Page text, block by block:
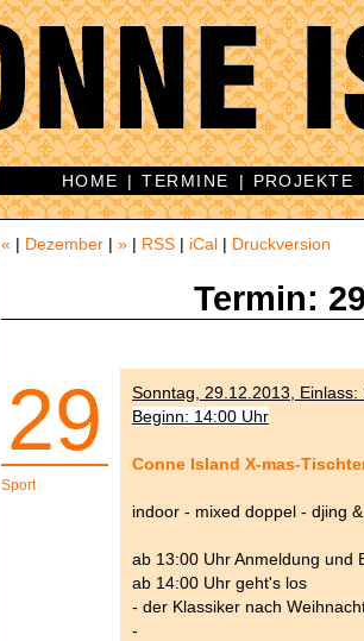
HOME |TERMINE | PROJEKTE
« | Dezember | » | RSS | iCal | Druckversion
Termin:
29
Sport
Sonntag, 29.12.2013, Einlass:
Beginn: 14:00 Uhr
Conne Island X-mas-
indoor - mixed doppel - djing
ab 13:00 Uhr Anmeldung und
ab 14:00 Uhr geht's los
- der Klassiker nach
-